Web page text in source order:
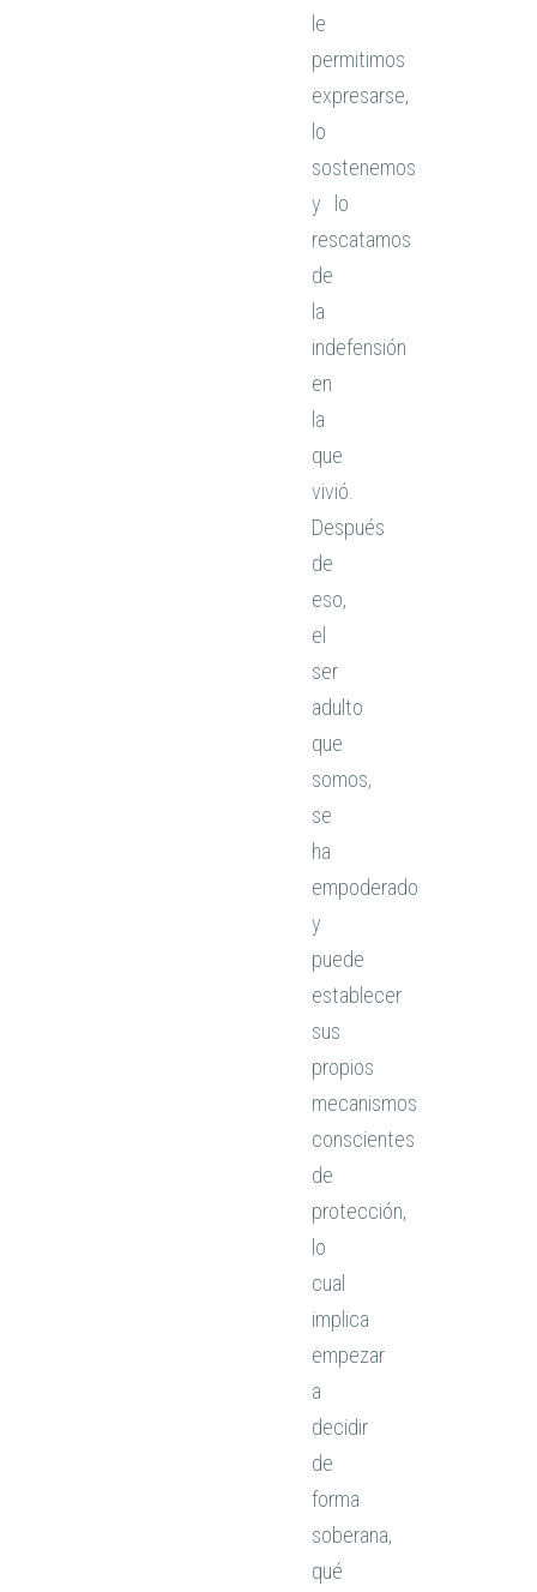
le
permitimos
expresarse,
lo
sostenemos
y lo
rescatamos
de
la
indefensión
en
la
que
vivió.
Después
de
eso,
el
ser
adulto
que
somos,
se
ha
empoderado
y
puede
establecer
sus
propios
mecanismos
conscientes
de
protección,
lo
cual
implica
empezar
a
decidir
de
forma
soberana,
qué